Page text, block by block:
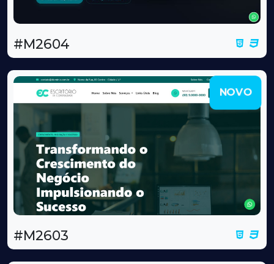
#M2604
NOVO
#M2603